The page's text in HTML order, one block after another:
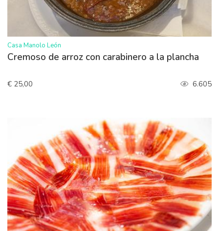
>
Casa Manolo León
Cremoso de arroz con carabinero a la plancha
€ 25,00 6.605